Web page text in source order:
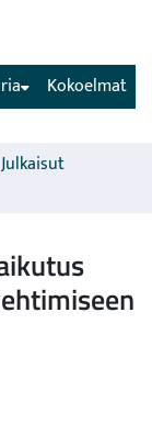
Kokoelmat
Julkaisut